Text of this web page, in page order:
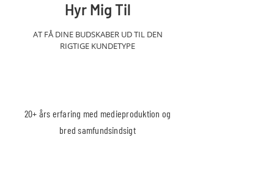
Hyr Mig Til
AT FÅ DINE BUDSKABER UD TIL DEN
RIGTIGE KUNDETYPE
20+ års erfaring med medieproduktion og
bred samfundsindsigt